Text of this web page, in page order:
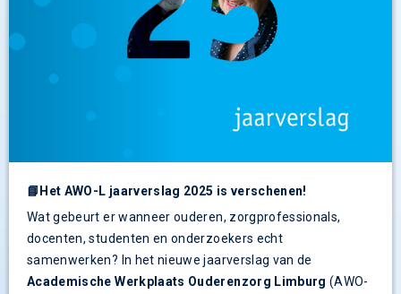
📘Het AWO-L jaarverslag 2025 is verschenen!
Wat gebeurt er wanneer ouderen, zorgprofessionals,
docenten, studenten en onderzoekers echt
samenwerken? In het nieuwe jaarverslag van de
Academische Werkplaats Ouderenzorg Limburg(AWO-